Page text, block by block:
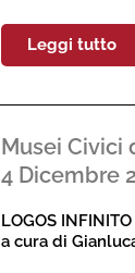
Leggi tutto
Musei Civici
4 Dicembre
LOGOS INFINITO
a cura di